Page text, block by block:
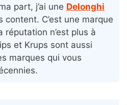
part, j’ai une Delonghi
content. C’est une marque
réputation n’est plus à
et Krups sont aussi
marques qui vous